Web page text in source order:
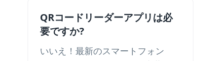
QRコードリーダーアプリは必
要ですか?
いいえ！最新のスマートフォン